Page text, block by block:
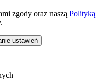
zgody oraz naszą Polityką
ustawień